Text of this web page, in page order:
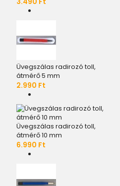
Üvegszálas radirozó toll,
átmérő 5 mm
2.990 Ft
Üvegszálas radirozó toll,
átmérő 10 mm
6.990 Ft